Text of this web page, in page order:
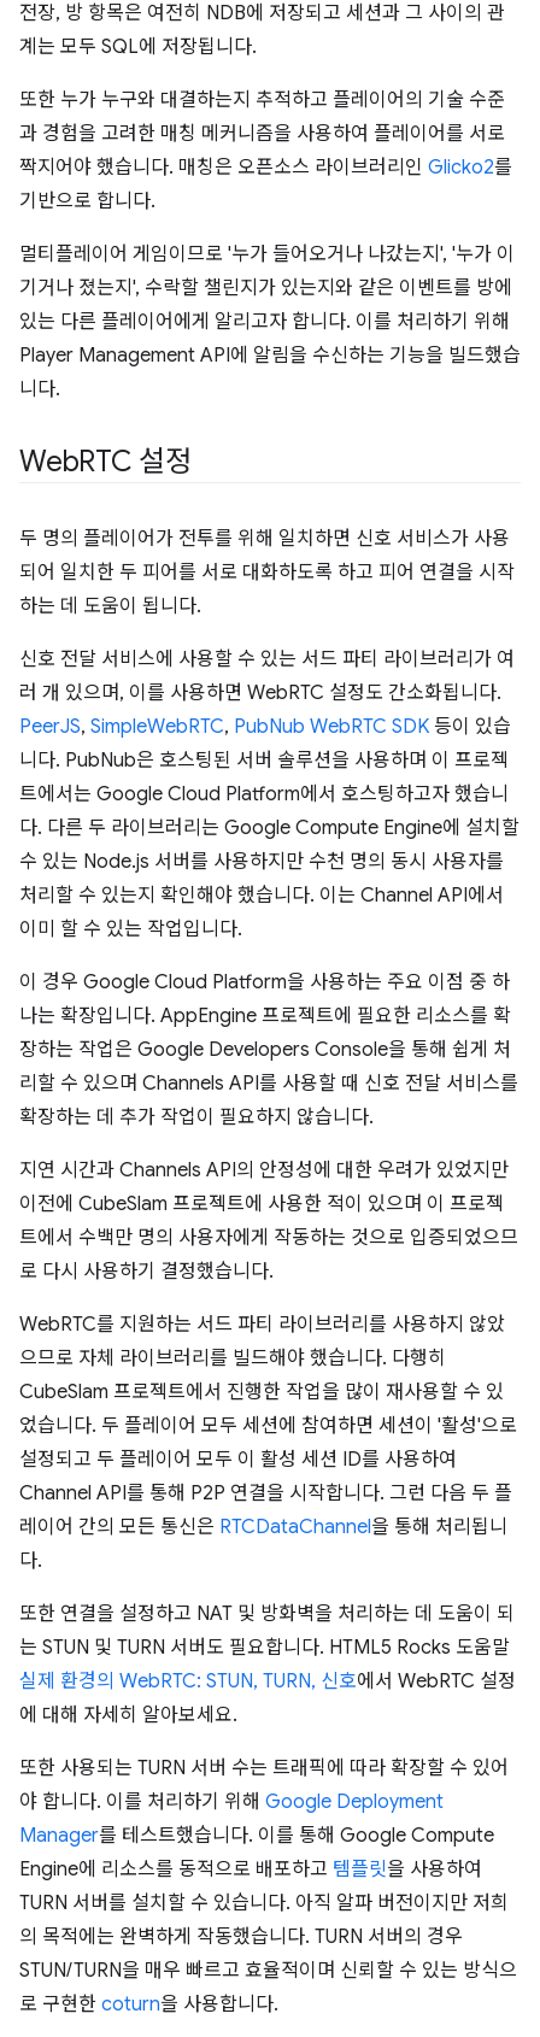
전장, 방 항목은 여전히 NDB에 저장되고 세션과 그 사이의 관
계는 모두 SQL에 저장됩니다.
또한 누가 누구와 대결하는지 추적하고 플레이어의 기술 수준
과 경험을 고려한 매칭 메커니즘을 사용하여 플레이어를 서로
짝지어야 했습니다. 매칭은 오픈소스 라이브러리인 Glicko2를
기반으로 합니다.
멀티플레이어 게임이므로 '누가 들어오거나 나갔는지', '누가 이
기거나 졌는지', 수락할 챌린지가 있는지와 같은 이벤트를 방에
있는 다른 플레이어에게 알리고자 합니다. 이를 처리하기 위해
Player Management API에 알림을 수신하는 기능을 빌드했습
니다.
WebRTC 설정
두 명의 플레이어가 전투를 위해 일치하면 신호 서비스가 사용
되어 일치한 두 피어를 서로 대화하도록 하고 피어 연결을 시작
하는 데 도움이 됩니다.
신호 전달 서비스에 사용할 수 있는 서드 파티 라이브러리가 여
러 개 있으며, 이를 사용하면 WebRTC 설정도 간소화됩니다.
PeerJS, SimpleWebRTC, PubNub WebRTC SDK 등이 있습
니다. PubNub은 호스팅된 서버 솔루션을 사용하며 이 프로젝
트에서는 Google Cloud Platform에서 호스팅하고자 했습니
다. 다른 두 라이브러리는 Google Compute Engine에 설치할
수 있는 Node.js 서버를 사용하지만 수천 명의 동시 사용자를
처리할 수 있는지 확인해야 했습니다. 이는 Channel API에서
이미 할 수 있는 작업입니다.
이 경우 Google Cloud Platform을 사용하는 주요 이점 중 하
나는 확장입니다. AppEngine 프로젝트에 필요한 리소스를 확
장하는 작업은 Google Developers Console을 통해 쉽게 처
리할 수 있으며 Channels API를 사용할 때 신호 전달 서비스를
확장하는 데 추가 작업이 필요하지 않습니다.
지연 시간과 Channels API의 안정성에 대한 우려가 있었지만
이전에 CubeSlam 프로젝트에 사용한 적이 있으며 이 프로젝
트에서 수백만 명의 사용자에게 작동하는 것으로 입증되었으므
로 다시 사용하기 결정했습니다.
WebRTC를 지원하는 서드 파티 라이브러리를 사용하지 않았
으므로 자체 라이브러리를 빌드해야 했습니다. 다행히
CubeSlam 프로젝트에서 진행한 작업을 많이 재사용할 수 있
었습니다. 두 플레이어 모두 세션에 참여하면 세션이 '활성'으로
설정되고 두 플레이어 모두 이 활성 세션 ID를 사용하여
Channel API를 통해 P2P 연결을 시작합니다. 그런 다음 두 플
레이어 간의 모든 통신은 RTCDataChannel을 통해 처리됩니
다.
또한 연결을 설정하고 NAT 및 방화벽을 처리하는 데 도움이 되
는 STUN 및 TURN 서버도 필요합니다. HTML5 Rocks 도움말
실제 환경의 WebRTC: STUN, TURN, 신호에서 WebRTC 설정
에 대해 자세히 알아보세요.
또한 사용되는 TURN 서버 수는 트래픽에 따라 확장할 수 있어
야 합니다. 이를 처리하기 위해 Google Deployment
Manager를 테스트했습니다. 이를 통해 Google Compute
Engine에 리소스를 동적으로 배포하고 템플릿을 사용하여
TURN 서버를 설치할 수 있습니다. 아직 알파 버전이지만 저희
의 목적에는 완벽하게 작동했습니다. TURN 서버의 경우
STUN/TURN을 매우 빠르고 효율적이며 신뢰할 수 있는 방식으
로 구현한 coturn을 사용합니다.